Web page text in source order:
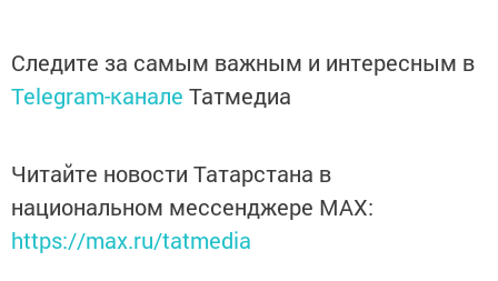
Следите за самым важным и интересным в
Telegram-канале Татмедиа
Читайте новости Татарстана в
национальном мессенджере MАХ:
https://max.ru/tatmedia